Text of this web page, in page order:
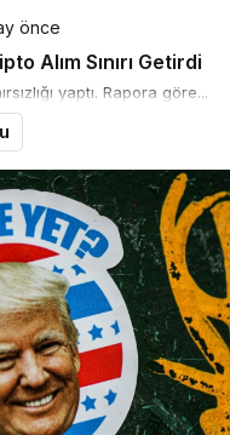
önce
Alım Sınırı Getirdi
yaptı. Rapora göre...